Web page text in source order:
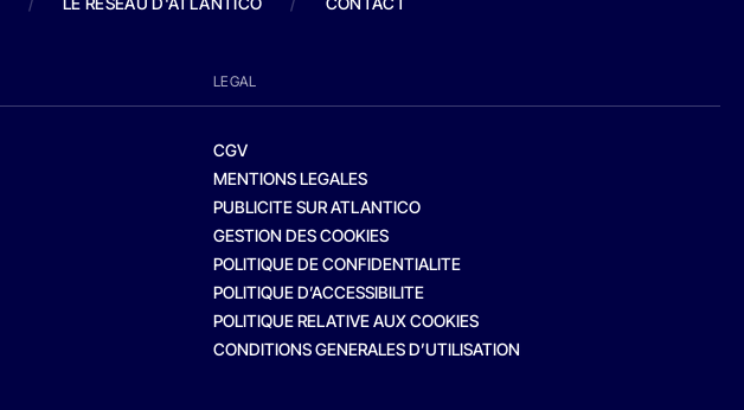
LEGAL
CGV
MENTIONS LEGALES
PUBLICITE SUR ATLANTICO
GESTION DES COOKIES
POLITIQUE DE CONFIDENTIALITE
POLITIQUE D’ACCESSIBILITE
POLITIQUE RELATIVE AUX COOKIES
CONDITIONS GENERALES D’UTILISATION